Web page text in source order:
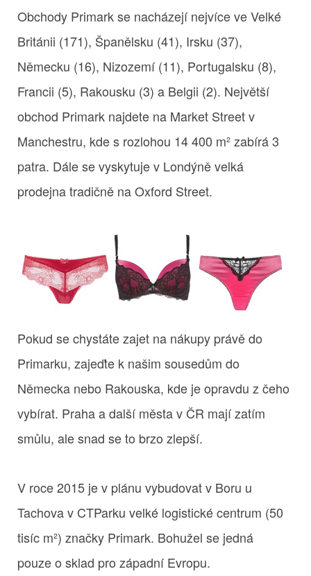
Obchody Primark se nacházejí nejvíce ve Velké
Británii (171), Španělsku (41), Irsku (37),
Německu (16), Nizozemí (11), Portugalsku (8),
Francii (5), Rakousku (3) a Belgii (2). Největší
obchod Primark najdete na Market Street v
Manchestru, kde s rozlohou 14 400 m² zabírá 3
patra. Dále se vyskytuje v Londýně velká
prodejna tradičně na Oxford Street.
Pokud se chystáte zajet na nákupy právě do
Primarku, zajeďte k našim sousedům do
Německa nebo Rakouska, kde je opravdu z čeho
vybírat. Praha a další města v ČR mají zatím
smůlu, ale snad se to brzo zlepší.
V roce 2015 je v plánu vybudovat v Boru u
Tachova v CTParku velké logistické centrum (50
tisíc m²) značky Primark. Bohužel se jedná
pouze o sklad pro západní Evropu.